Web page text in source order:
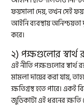
ফয়সালা দেয়, তখন সেই
আইনি ব্যবস্থায় অনিশ্চয়তা
করে।
২) পক্ষগুলোর স্বার্থ
এই নীতি পক্ষগুলোর স্বার্থ
মামলা দায়ের করা যায়,
ক্ষতিগ্রস্থ হতে পারে। একই
জুডিকাটা এই ধরনের ক্ষতি